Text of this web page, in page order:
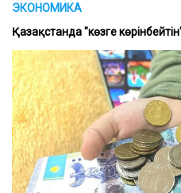
ЭКОНОМИКА
Қазақстанда "көзге